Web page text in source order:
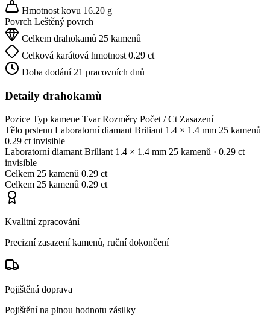
Hmotnost kovu 16.20 g
Povrch Leštěný povrch
Celkem drahokamů 25 kamenů
Celková karátová hmotnost 0.29 ct
Doba dodání 21 pracovních dnů
Detaily drahokamů
Pozice Typ kamene Tvar Rozměry Počet / Ct Zasazení
Tělo prstenu Laboratorní diamant Briliant 1.4 × 1.4 mm 25 kamenů
0.29 ct invisible
Laboratorní diamant Briliant 1.4 × 1.4 mm 25 kamenů · 0.29 ct
invisible
Celkem 25 kamenů 0.29 ct
Celkem 25 kamenů 0.29 ct
Kvalitní zpracování
Precizní zasazení kamenů, ruční dokončení
Pojištěná doprava
Pojištění na plnou hodnotu zásilky